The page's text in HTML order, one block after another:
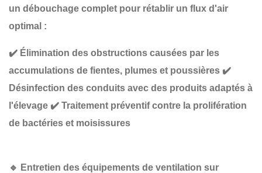
un débouchage complet pour rétablir un flux d'air
optimal :
✔️ Élimination des obstructions causées par les
accumulations de fientes, plumes et poussières ✔️
Désinfection des conduits avec des produits adaptés à
l'élevage ✔️ Traitement préventif contre la prolifération
de bactéries et moisissures
🔹 Entretien des équipements de ventilation sur